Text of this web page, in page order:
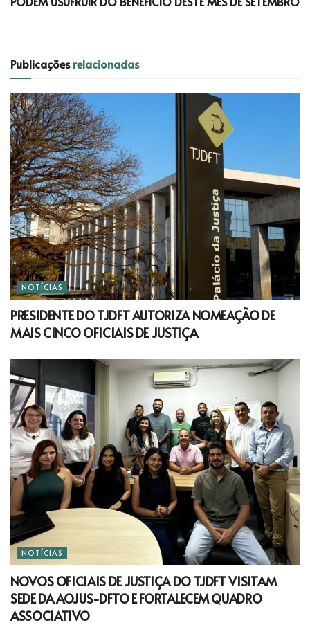
Publicaçõesrelacionadas
NOTÍCIAS
PRESIDENTE DO TJDFT AUTORIZA NOMEAÇÃO DE
MAIS CINCO OFICIAIS DE JUSTIÇA
NOTÍCIAS
NOVOS OFICIAIS DE JUSTIÇA DO TJDFT VISITAM
SEDE DA AOJUS-DFTO E FORTALECEM QUADRO
ASSOCIATIVO